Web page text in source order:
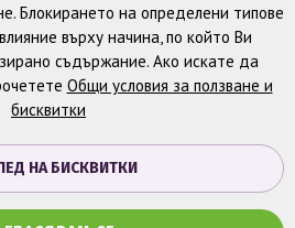
Блокирането на определени типове
върху начина, по който Ви
съдържание. Ако искате да
Общи условия за ползване и
бисквитки
НА БИСКВИТКИ